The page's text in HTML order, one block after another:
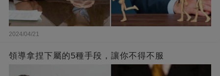
2024/04/21
領導拿捏下屬的5種手段，讓你不得不服